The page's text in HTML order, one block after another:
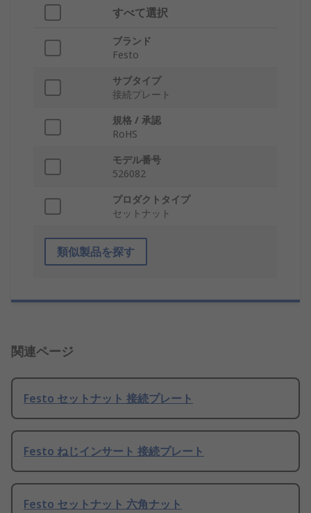
すべて選択
ブランド
Festo
サブタイプ
接続プレート
規格 / 承認
RoHS
モデル番号
526082
プロダクトタイプ
セットナット
類似製品を探す
関連ページ
Festo セットナット 接続プレート
Festo ねじインサート 接続プレート
Festo セットナット 六角ナット